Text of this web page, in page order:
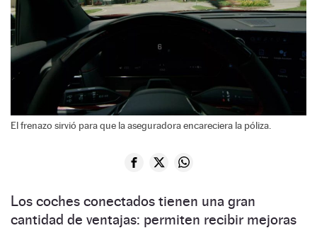
El frenazo sirvió para que la aseguradora encareciera la póliza.
Los coches conectados tienen una gran
cantidad de ventajas: permiten recibir mejoras